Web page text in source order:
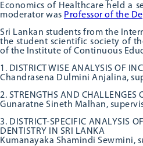
Economics of Healthcare held a
moderator was Professor of the
Sri Lankan students from the
the student scientific society of
of the Institute of Continuous
1. DISTRICT WISE ANALYSIS OF
Chandrasena Dulmini Anjalina,
2. STRENGTHS AND CHALLENGES
Gunaratne Sineth Malhan,
3. DISTRICT-SPECIFIC ANALYSIS
DENTISTRY IN SRI LANKA
Kumanayaka Shamindi Sewmini,